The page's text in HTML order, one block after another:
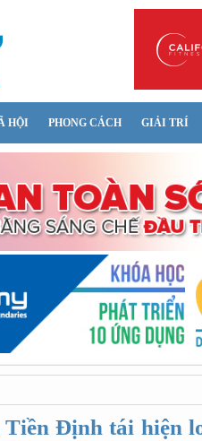
HỘI PHONG CÁCH GIẢI TRÍ
Tiền Định tái hiện